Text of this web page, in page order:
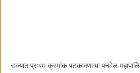
राज्यात प्रथम क्रमांक पटकावणाऱ्या पनवेल